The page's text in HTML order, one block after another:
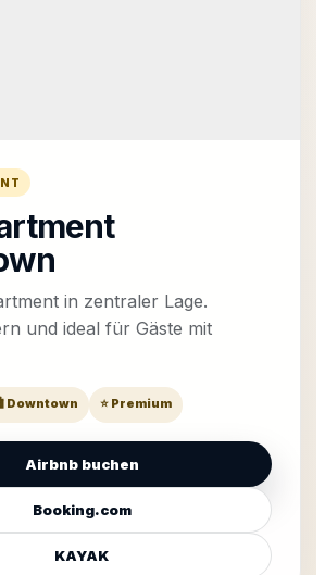
in zentraler Lage.
und ideal für Gäste mit
Downtown ⭐ Premium
Airbnb buchen
Booking.com
KAYAK